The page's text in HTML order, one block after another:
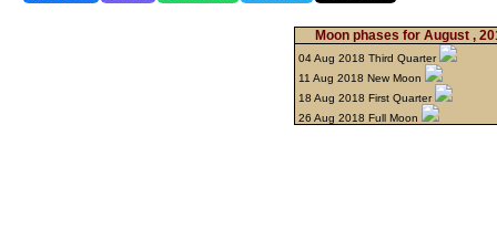
Moon phases for August ,
04 Aug 2018 Third Quarter
11 Aug 2018 New Moon
18 Aug 2018 First Quarter
26 Aug 2018 Full Moon